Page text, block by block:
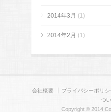
2014年3月 (1)
2014年2月 (1)
会社概要 プライバシーポリシ
つ
Copyright © 2014